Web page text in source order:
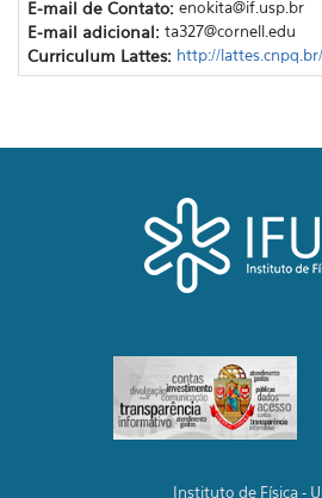
E-mail de Contato: enokita@if.usp.br
E-mail adicional: ta327@cornell.edu
Curriculum Lattes: http://
Instituto de Física -